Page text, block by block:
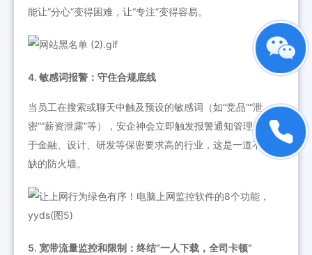
能让“分心”变得困难，让“专注”变得容易。
4. 敏感词报警：守住合规底线
当员工在搜索或聊天中触及预设的敏感词（如“竞品”“泄
密”“薪资泄露”等），安企神会立即触发报警通知管理员。对
于金融、设计、研发等保密要求高的行业，这是一道不可或
缺的防火墙。
5. 宽带流量监控和限制：终结“一人下载，全司卡顿”